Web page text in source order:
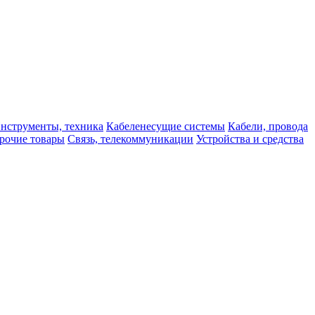
техника Кабеленесущие системы Кабели, провода
товары Связь, телекоммуникации Устройства и средства